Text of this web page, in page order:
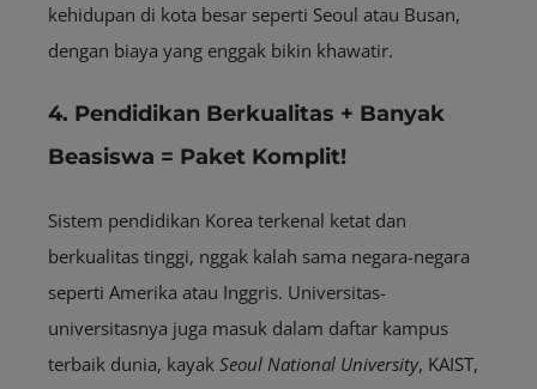
kehidupan di kota besar seperti Seoul atau Busan,
dengan biaya yang enggak bikin khawatir.
4. Pendidikan Berkualitas + Banyak
Beasiswa = Paket Komplit!
Sistem pendidikan Korea terkenal ketat dan
berkualitas tinggi, nggak kalah sama negara-negara
seperti Amerika atau Inggris. Universitas-
universitasnya juga masuk dalam daftar kampus
terbaik dunia, kayak Seoul National University, KAIST,